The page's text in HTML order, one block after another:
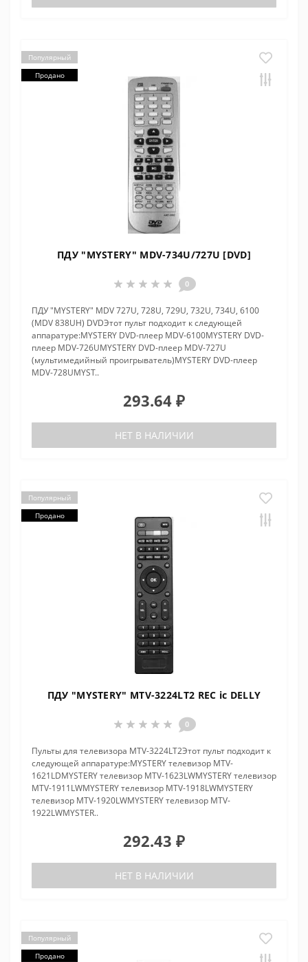
Популярный
Продано
ПДУ "MYSTERY" MDV-734U/727U [DVD]
0
ПДУ "MYSTERY" MDV 727U, 728U, 729U, 732U, 734U, 6100
(MDV 838UH) DVDЭтот пульт подходит к следующей
аппаратуре:MYSTERY DVD-плеер MDV-6100MYSTERY DVD-
плеер MDV-726UMYSTERY DVD-плеер MDV-727U
(мультимедийный проигрыватель)MYSTERY DVD-плеер
MDV-728UMYST..
293.64 ₽
НЕТ В НАЛИЧИИ
Популярный
Продано
ПДУ "MYSTERY" MTV-3224LT2 REC ic DELLY
0
Пульты для телевизора MTV-3224LT2Этот пульт подходит к
следующей аппаратуре:MYSTERY телевизор MTV-
1621LDMYSTERY телевизор MTV-1623LWMYSTERY телевизор
MTV-1911LWMYSTERY телевизор MTV-1918LWMYSTERY
телевизор MTV-1920LWMYSTERY телевизор MTV-
1922LWMYSTER..
292.43 ₽
НЕТ В НАЛИЧИИ
Популярный
Продано